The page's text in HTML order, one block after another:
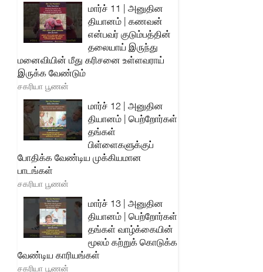
மார்ச் 11 | அனுதின
தியானம் | கணவன்
என்பவர் குடும்பத்தின்
தலையாய் இருந்து
மனைவியின் மீது கரிசனை உள்ளவராய்
இருக்க வேண்டும்
சகரியா பூணன்
மார்ச் 12 | அனுதின
தியானம் | பெற்றோர்கள்
தங்கள்
பிள்ளைகளுக்குப்
போதிக்க வேண்டிய முக்கியமான
பாடங்கள்
சகரியா பூணன்
மார்ச் 13 | அனுதின
தியானம் | பெற்றோர்கள்
தங்கள் வாழ்க்கையின்
மூலம் கற்றுக் கொடுக்க
வேண்டிய காரியங்கள்
சகரியா பூணன்